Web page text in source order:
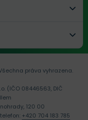
práva vyhrazena.
(IČO 08446563, DIČ
120 00
+420 704 183 785